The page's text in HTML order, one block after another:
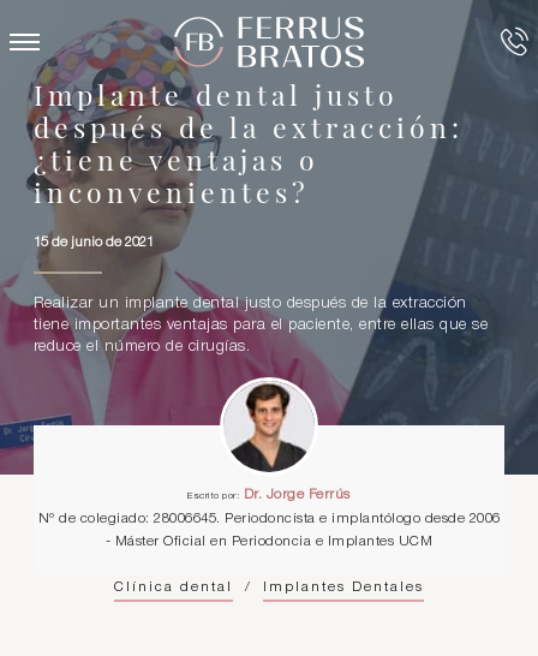
Implante dental justo
después de la extracción:
¿tiene ventajas o
inconvenientes?
15 de junio de 2021
Realizar un implante dental justo después de la extracción
tiene importantes ventajas para el paciente, entre ellas que se
reduce el número de cirugías.
Escrito por:
Dr. Jorge Ferrús
Nº de colegiado: 28006645. Periodoncista e implantólogo desde 2006
- Máster Oficial en Periodoncia e Implantes UCM
Clínica dental / Implantes Dentales